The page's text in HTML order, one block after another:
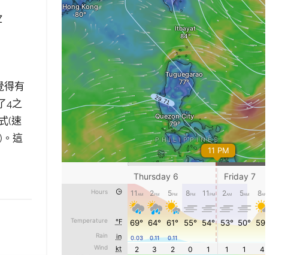
得有
4之
(速
這